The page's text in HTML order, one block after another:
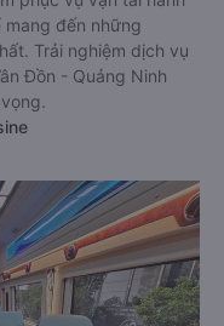
mang đến những
Trải nghiệm dịch vụ
Đồn - Quảng Ninh